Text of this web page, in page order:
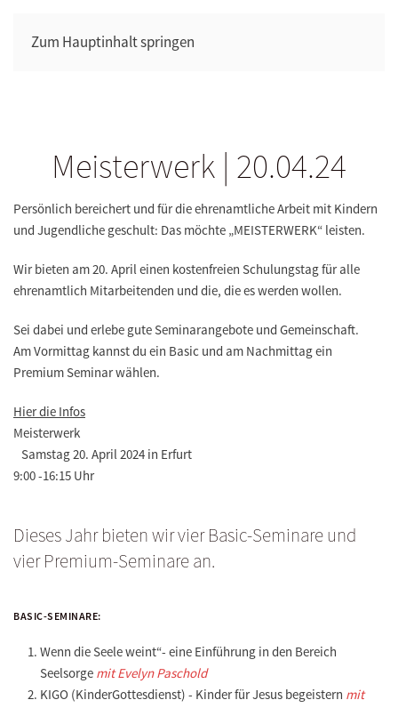
Zum Hauptinhalt springen
Meisterwerk | 20.04.24
Persönlich bereichert und für die ehrenamtliche Arbeit mit Kindern
und Jugendliche geschult: Das möchte „MEISTERWERK“ leisten.
Wir bieten am20. April einen kostenfreien Schulungstagfür alle
ehrenamtlich Mitarbeitenden und die, die es werden wollen.
Sei dabei und erlebe gute Seminarangebote und Gemeinschaft.
Am Vormittag kannst du ein Basic und am Nachmittag ein
Premium Seminar wählen.
Hier die Infos
Meisterwerk
Samstag 20. April 2024 in Erfurt
9:00 -16:15 Uhr
Dieses Jahr bieten wir vier Basic-Seminare und
vier Premium-Seminare an.
BASIC-SEMINARE:
Wenn die Seele weint“- eine Einführung in den Bereich
Seelsorge mit Evelyn Paschold
KIGO (KinderGottesdienst) - Kinder für Jesus begeistern mit